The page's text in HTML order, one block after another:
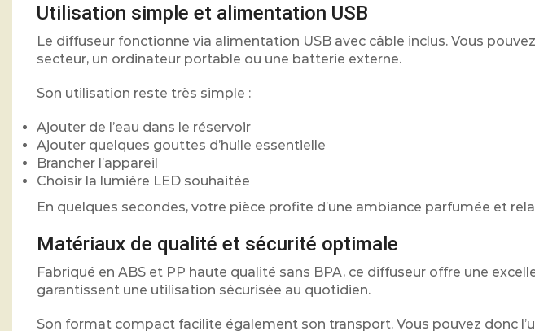
Utilisation simple et alimentation USB
Le diffuseur fonctionne via alimentation USB avec câble inclus. Vous
secteur, un ordinateur portable ou une batterie externe.
Son utilisation reste très simple :
Ajouter de l’eau dans le réservoir
Ajouter quelques gouttes d’huile essentielle
Brancher l’appareil
Choisir la lumière LED souhaitée
En quelques secondes, votre pièce profite d’une ambiance parfumée et
Matériaux de qualité et sécurité optimale
Fabriqué en ABS et PP haute qualité sans BPA, ce diffuseur offre une
garantissent une utilisation sécurisée au quotidien.
Son format compact facilite également son transport. Vous pouvez donc